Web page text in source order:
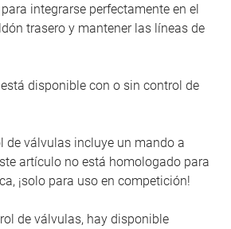
integrarse perfectamente en el
trasero y mantener las líneas de
disponible con o sin control de
de válvulas incluye un mando a
artículo no está homologado para
¡solo para uso en competición!
de válvulas, hay disponible